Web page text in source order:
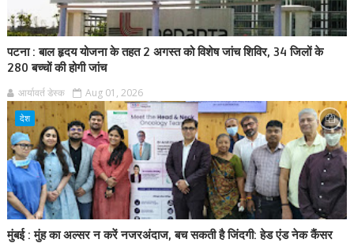
पटना : बाल हृदय योजना के तहत 2 अगस्त को विशेष जांच शिविर, 34 जिलों के
280 बच्चों की होगी जांच
आर्यावर्त डेस्क Aug 01, 2026
देश
मुंबई : मुंह का अल्सर न करें नजरअंदाज, बच सकती है जिंदगी: हेड एंड नेक कैंसर